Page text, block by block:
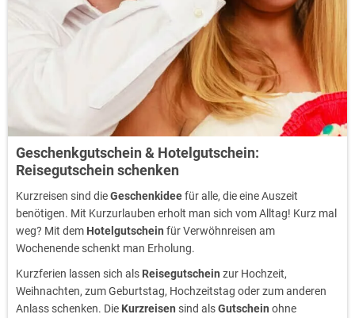
Geschenkgutschein & Hotelgutschein:
Reisegutschein schenken
Kurzreisen sind dieGeschenkideefür alle, die eine Auszeit
benötigen. Mit Kurzurlauben erholt man sich vom Alltag! Kurz mal
weg? Mit dem Hotelgutschein für Verwöhnreisen am
Wochenende schenkt man Erholung.
Kurzferien lassen sich als Reisegutschein zur Hochzeit,
Weihnachten, zum Geburtstag, Hochzeitstag oder zum anderen
Anlass schenken. Die Kurzreisen sind alsGutschein ohne